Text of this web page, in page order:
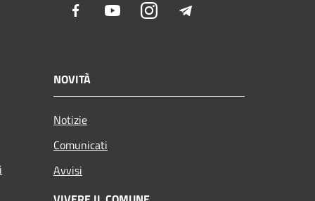
Facebook YoutubeInstagram
NOVITÀ
Notizie
Comunicati
Avvisi